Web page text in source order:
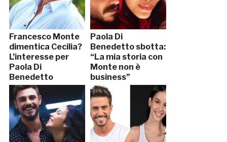
Francesco Monte
dimentica Cecilia?
L’interesse per
Paola Di
Benedetto
Paola Di
Benedetto sbotta:
“La mia storia con
Monte non è
business”